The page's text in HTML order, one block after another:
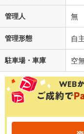
管理人 無
管理形態 自
駐車場・車庫 空